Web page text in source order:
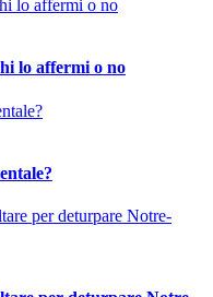
lo affermi o no